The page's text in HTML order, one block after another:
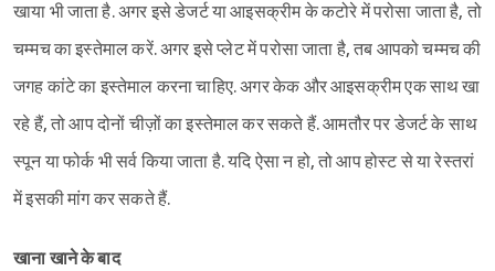
खाया भी जाता है. अगर इसे डेजर्ट या आइसक्रीम के कटोरे में परोसा जाता है, तो
चम्मच का इस्तेमाल करें. अगर इसे प्लेट में परोसा जाता है, तब आपको चम्मच की
जगह कांटे का इस्तेमाल करना चाहिए. अगर केक और आइसक्रीम एक साथ खा
रहे हैं, तो आप दोनों चीज़ों का इस्तेमाल कर सकते हैं. आमतौर पर डेजर्ट के साथ
स्पून या फोर्क भी सर्व किया जाता है. यदि ऐसा न हो, तो आप होस्ट से या रेस्तरां
में इसकी मांग कर सकते हैं.
खाना खाने के बाद